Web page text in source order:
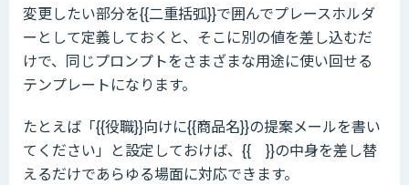
変更したい部分を{{二重括弧}}で囲んでプレースホルダ
ーとして定義しておくと、そこに別の値を差し込むだ
けで、同じプロンプトをさまざまな用途に使い回せる
テンプレートになります。
たとえば「{{役職}}向けに{{商品名}}の提案メールを書い
てください」と設定しておけば、{{ }}の中身を差し替
えるだけであらゆる場面に対応できます。